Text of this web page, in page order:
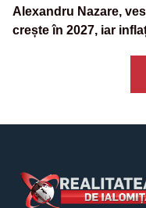
Alexandru Nazare,
crește în 2027, iar